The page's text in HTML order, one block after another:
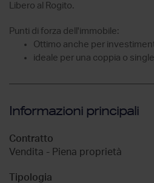
Libero al Rogito.
Punti di forza dell'immobile:
Ottimo anche per
ideale per una coppia o single
Informazioni principali
Contratto
Vendita - Piena proprietà
Tipologia